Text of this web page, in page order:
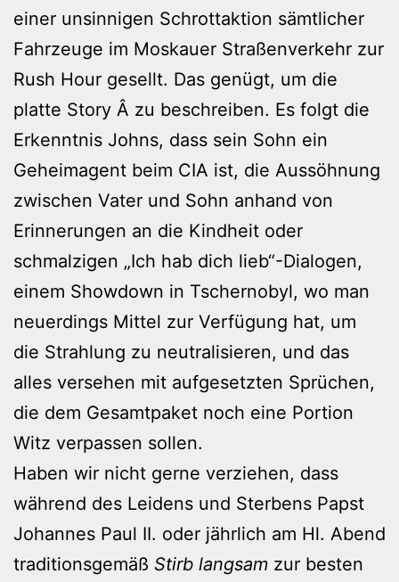
einer unsinnigen Schrottaktion sämtlicher
Fahrzeuge im Moskauer Straßenverkehr zur
Rush Hour gesellt. Das genügt, um die
platte Story Â zu beschreiben. Es folgt die
Erkenntnis Johns, dass sein Sohn ein
Geheimagent beim CIA ist, die Aussöhnung
zwischen Vater und Sohn anhand von
Erinnerungen an die Kindheit oder
schmalzigen „Ich hab dich lieb“-Dialogen,
einem Showdown in Tschernobyl, wo man
neuerdings Mittel zur Verfügung hat, um
die Strahlung zu neutralisieren, und das
alles versehen mit aufgesetzten Sprüchen,
die dem Gesamtpaket noch eine Portion
Witz verpassen sollen.
Haben wir nicht gerne verziehen, dass
während des Leidens und Sterbens Papst
Johannes Paul II. oder jährlich am Hl. Abend
traditionsgemäß Stirb langsam zur besten